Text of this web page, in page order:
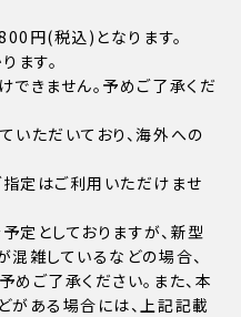
円(税込)となります。
ます。
きません。予めご了承くだ
ただいており、海外への
定はご利用いただけませ
としておりますが、新型
雑しているなどの場合、
ご了承ください。また、本
がある場合には、上記記載